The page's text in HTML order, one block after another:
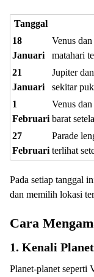
Tanggal
18
Januari
Venus
matahari
21
Januari
Jupiter
sekitar
1
Februari
Venus
barat
27
Februari
Parade
terlihat
Pada setiap tanggal
dan memilih lokasi
Cara
1. Kenali
Planet-planet seperti